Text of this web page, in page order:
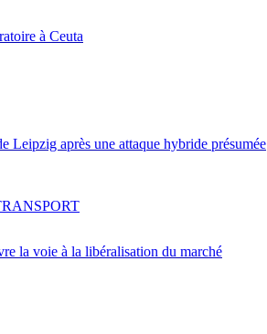
à Ceuta
Leipzig après une attaque hybride présumée
la voie à la libéralisation du marché